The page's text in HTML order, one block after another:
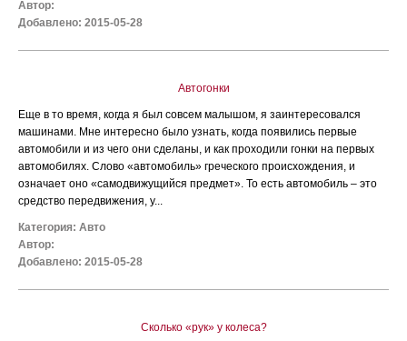
Автор:
Добавлено: 2015-05-28
Автогонки
Еще в то время, когда я был совсем малышом, я заинтересовался
машинами. Мне интересно было узнать, когда появились первые
автомобили и из чего они сделаны, и как проходили гонки на первых
автомобилях. Слово «автомобиль» греческого происхождения, и
означает оно «самодвижущийся предмет». То есть автомобиль – это
средство передвижения, у...
Категория: Авто
Автор:
Добавлено: 2015-05-28
Сколько «рук» у колеса?